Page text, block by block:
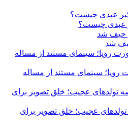
عبدی چیست؟
شد
سینمای مستند از مساله
تولدهای عجیب؛ خلق تصویر برای